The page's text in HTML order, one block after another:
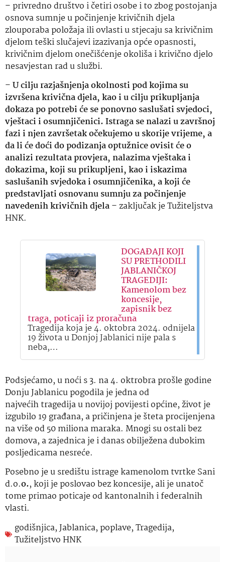
– privredno društvo i četiri osobe i to zbog postojanja
osnova sumnje u počinjenje krivičnih djela
zlouporaba položaja ili ovlasti u stjecaju sa krivičnim
djelom teški slučajevi izazivanja opće opasnosti,
krivičnim djelom onečišćenje okoliša i krivično djelo
nesavjestan rad u službi.
–U cilju razjašnjenja okolnosti pod kojima su
izvršena krivična djela, kao i u cilju prikupljanja
dokaza po potrebi će se ponovno saslušati svjedoci,
vještaci i osumnjičenici. Istraga se nalazi u završnoj
fazi i njen završetak očekujemo u skorije vrijeme, a
da li će doći do podizanja optužnice ovisit će o
analizi rezultata provjera, nalazima vještaka i
dokazima, koji su prikupljeni, kao i iskazima
saslušanih svjedoka i osumnjičenika, a koji će
predstavljati osnovanu sumnju za počinjenje
navedenih krivičnih djela– zaključak je Tužiteljstva
HNK.
DOGAĐAJI KOJI
SU PRETHODILI
JABLANIČKOJ
TRAGEDIJI:
Kamenolom bez
koncesije,
zapisnik bez
traga, poticaji iz proračuna
Tragedija koja je 4. oktobra 2024. odnijela
19 života u Donjoj Jablanici nije pala s
neba,…
Podsjećamo, u noći s 3. na 4. oktrobra prošle godine
Donju Jablanicu pogodila je jedna od
najvećih tragedija u novijoj povijesti općine, život je
izgubilo 19 građana, a pričinjena je šteta procijenjena
na više od 50 miliona maraka. Mnogi su ostali bez
domova, a zajednica je i danas obilježena dubokim
posljedicama nesreće.
Posebno je u središtu istrage kamenolom tvrtke Sani
d.o.o., koji je poslovao bez koncesije, ali je unatoč
tome primao poticaje od kantonalnih i federalnih
vlasti.
godišnjica,Jablanica, poplave,Tragedija,
Tužiteljstvo HNK